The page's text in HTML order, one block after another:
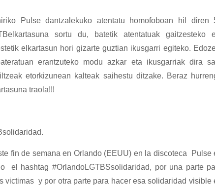
Pulse dantzalekuko atentatu homofoboan hil diren
sortu du, batetik atentatuak gaitzesteko
elkartasun hori gizarte guztian ikusgarri egiteko.
erantzuteko modu azkar eta ikusgarriak dira
etorkizunean kalteak saihestu ditzake. Beraz
traola!!!
fin de semana en Orlando (EEUU) en la discoteca Pulse
el hashtag #OrlandoLGTBSsolidaridad, por una parte
victimas y por otra parte para hacer esa solidaridad visible